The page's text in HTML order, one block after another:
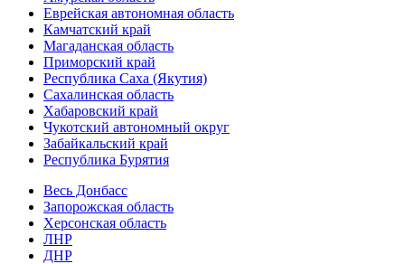
Еврейская автономная область
Камчатский край
Магаданская область
Приморский край
Республика Саха (Якутия)
Сахалинская область
Хабаровский край
Чукотский автономный округ
Забайкальский край
Республика Бурятия
Весь Донбасс
Запорожская область
Херсонская область
ЛНР
ДНР